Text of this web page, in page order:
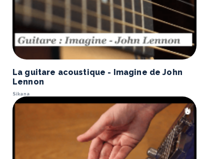
La guitare acoustique - Imagine de John
Lennon
Sikana